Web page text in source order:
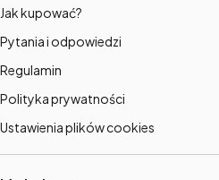
Jak kupować?
Pytania i odpowiedzi
Regulamin
Polityka prywatności
Ustawienia plików cookies